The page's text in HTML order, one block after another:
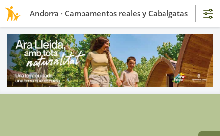
Andorra · Campamentos reales y Cabalgatas